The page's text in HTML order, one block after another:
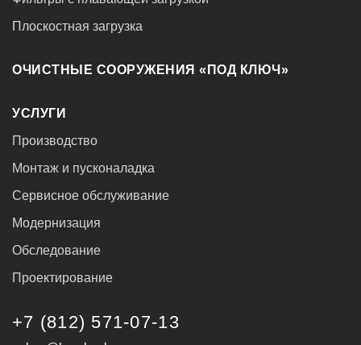
Плоскостная загрузка
ОЧИСТНЫЕ СООРУЖЕНИЯ «ПОД КЛЮЧ»
УСЛУГИ
Производство
Монтаж и пусконаладка
Сервисное обслуживание
Модернизация
Обследование
Проектирование
+7 (812) 571-07-13